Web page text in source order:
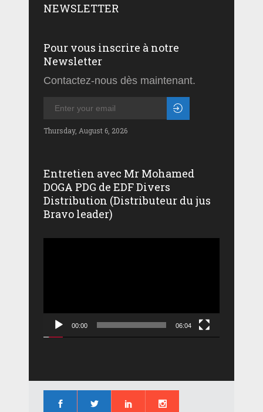
NEWSLETTER
Pour vous inscrire à notre
Newsletter
Contactez-nous dès maintenant.
Thursday, August 6, 2026
Entretien avec Mr Mohamed
DOGA PDG de EDF Divers
Distribution (Distributeur du jus
Bravo leader)
00:00 06:04